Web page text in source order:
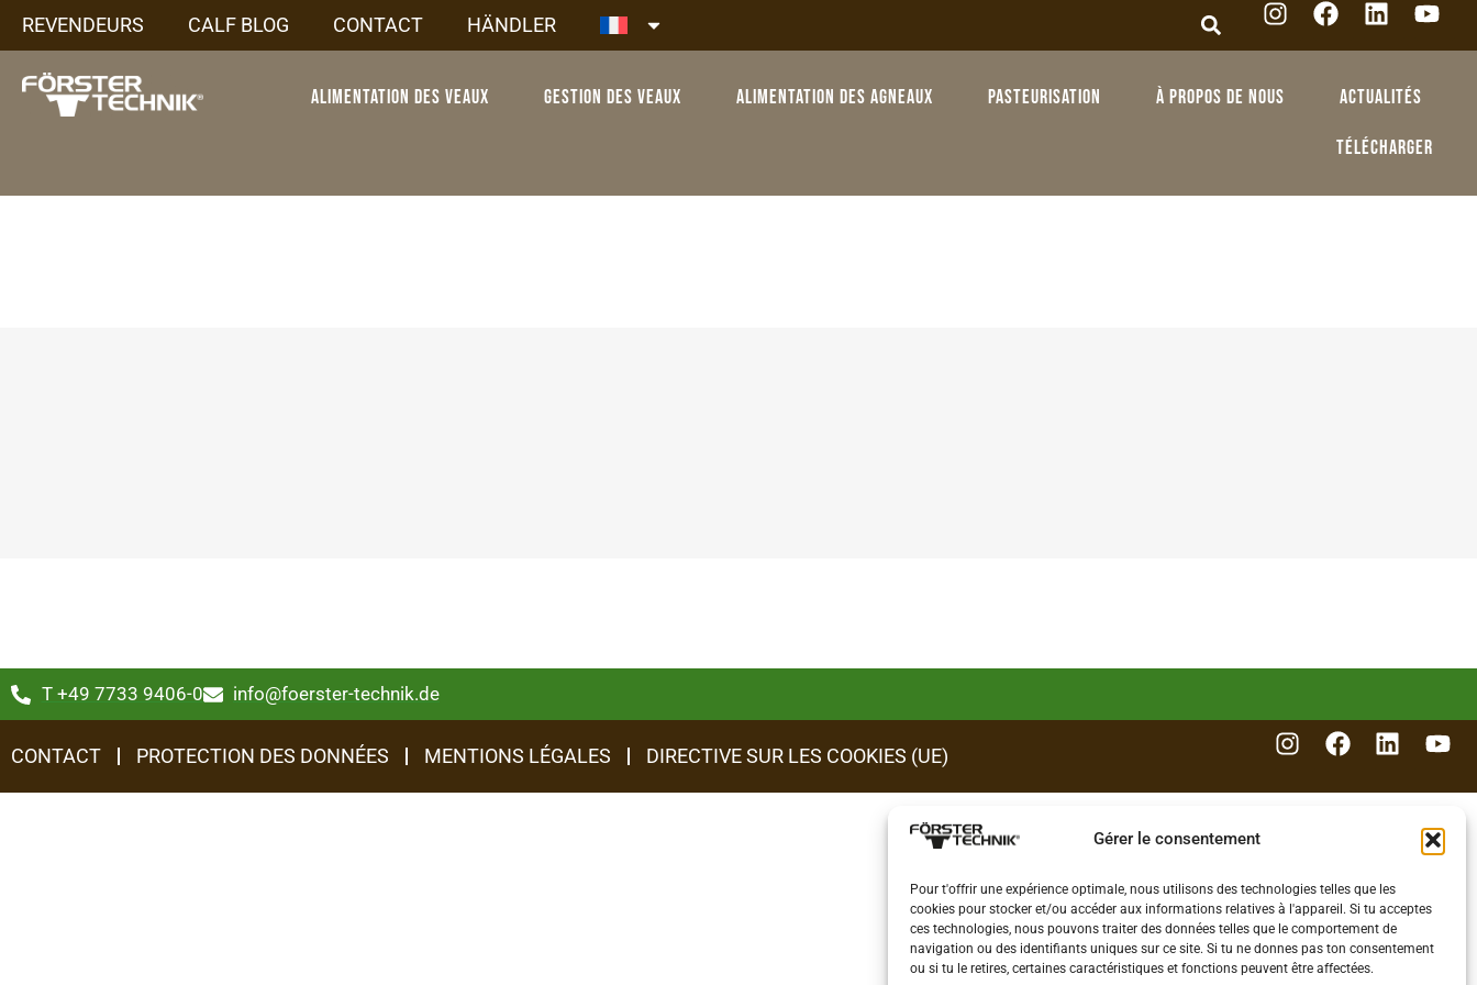
Gérer le consentement
Pour t'offrir une expérience optimale, nous utilisons des technologies telles que les
cookies pour stocker et/ou accéder aux informations relatives à l'appareil. Si tu acceptes
ces technologies, nous pouvons traiter des données telles que le comportement de
navigation ou des identifiants uniques sur ce site. Si tu ne donnes pas ton consentement
ou si tu le retires, certaines caractéristiques et fonctions peuvent être affectées.
REVENDEURS CALF BLOG CONTACT HÄNDLER
Alimentation des veaux Gestion des veaux Alimentation des agneaux Pasteurisation À propos de nous Actualités
Télécharger
T +49 7733 9406-0 info@foerster-technik.de
CONTACT PROTECTION DES DONNÉES MENTIONS LÉGALES DIRECTIVE SUR LES COOKIES (UE)